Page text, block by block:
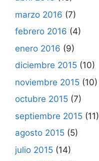
marzo 2016 (7)
febrero 2016 (4)
enero 2016 (9)
diciembre 2015 (10)
noviembre 2015 (10)
octubre 2015 (7)
septiembre 2015 (11)
agosto 2015 (5)
julio 2015 (14)